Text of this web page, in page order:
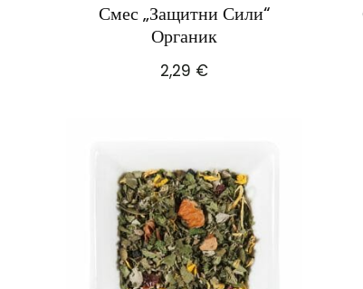
Смес „Защитни Сили“
Органик
2,29 €